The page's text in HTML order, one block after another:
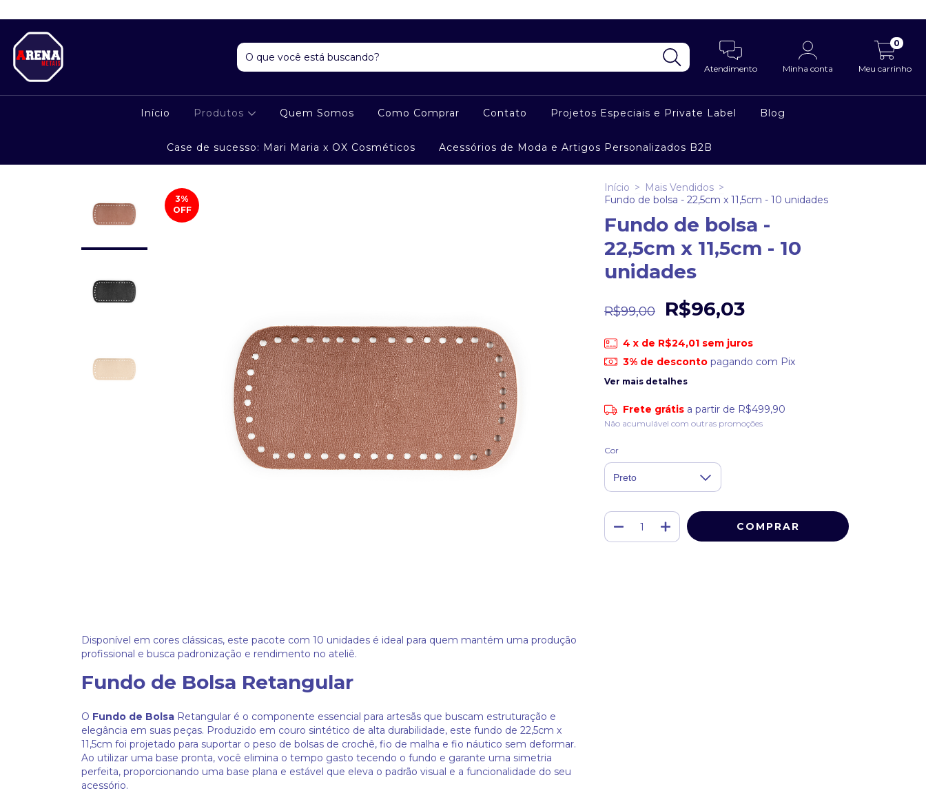
Atendimento Minha conta Meu carrinho
0
Início Produtos Quem Somos Como Comprar Contato Projetos Especiais e Private Label Blog
Case de sucesso: Mari Maria x OX Cosméticos Acessórios de Moda e Artigos Personalizados B2B
3%
OFF
Disponível em cores clássicas, este pacote com 10 unidades é ideal para quem mantém uma produção
profissional e busca padronização e rendimento no ateliê.
Fundo de Bolsa Retangular
O Fundo de Bolsa Retangular é o componente essencial para artesãs que buscam estruturação e
elegância em suas peças. Produzido em couro sintético de alta durabilidade, este fundo de 22,5cm x
11,5cm foi projetado para suportar o peso de bolsas de crochê, fio de malha e fio náutico sem deformar.
Ao utilizar uma base pronta, você elimina o tempo gasto tecendo o fundo e garante uma simetria
perfeita, proporcionando uma base plana e estável que eleva o padrão visual e a funcionalidade do seu
acessório.
Início > Mais Vendidos >
Fundo de bolsa - 22,5cm x 11,5cm - 10 unidades
Fundo de bolsa -
22,5cm x 11,5cm - 10
unidades
R$99,00 R$96,03
4 x de R$24,01 sem juros
3% de descontopagando com Pix
Ver mais detalhes
Frete grátis a partir de R$499,90
Não acumulável com outras promoções
Cor